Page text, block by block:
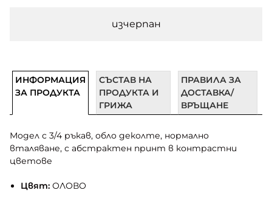
изчерпан
ИНФОРМАЦИЯ
ЗА ПРОДУКТА
СЪСТАВ НА
ПРОДУКТА И
ГРИЖА
ПРАВИЛА ЗА
ДОСТАВКА/
ВРЪЩАНЕ
Модел с 3/4 ръкав, обло деколте, нормално
вталяване, с абстрактен принт в контрастни
цветове
Цвят:ОЛОВО